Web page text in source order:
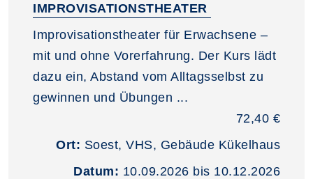
IMPROVISATIONSTHEATER
Improvisationstheater für Erwachsene –
mit und ohne Vorerfahrung. Der Kurs lädt
dazu ein, Abstand vom Alltagsselbst zu
gewinnen und Übungen ...
72,40 €
Ort: Soest, VHS, Gebäude Kükelhaus
Datum: 10.09.2026 bis 10.12.2026